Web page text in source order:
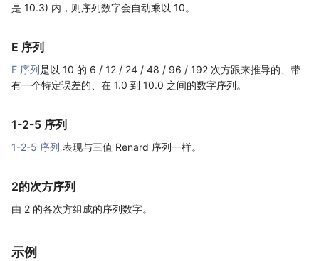
是 10.3) 内，则序列数字会自动乘以 10。
E 序列
E 序列是以 10 的 6 / 12 / 24 / 48 / 96 / 192 次方跟来推导的、带
有一个特定误差的、在 1.0 到 10.0 之间的数字序列。
1-2-5 序列
1-2-5 序列 表现与三值 Renard 序列一样。
2的次方序列
由 2 的各次方组成的序列数字。
示例